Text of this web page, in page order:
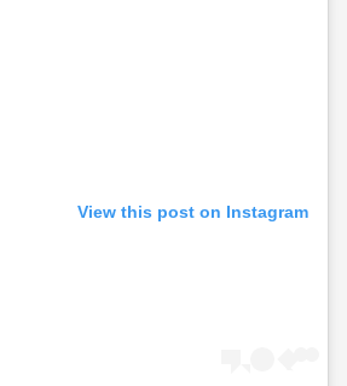
View this post on Instagram